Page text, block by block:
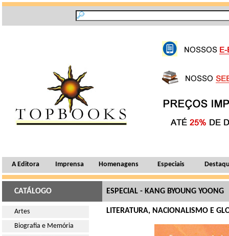
A Editora Imprensa Homenagens Especiais
CATÁLOGO ESPECIAL - KANG BYOUNG YOONG
Artes
Biografia e Memória
LITERATURA, NACIONALISMO E